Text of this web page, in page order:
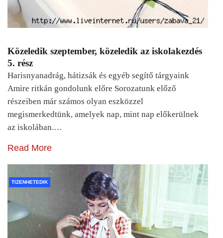
Közeledik szeptember, közeledik az iskolakezdés
5. rész
Harisnyanadrág, hátizsák és egyéb segítő tárgyaink
Amire ritkán gondolunk előre Sorozatunk előző
részeiben már számos olyan eszközzel
megismerkedtünk, amelyek nap, mint nap előkerülnek
az iskolában.…
Read More
TIZENHETEDIK